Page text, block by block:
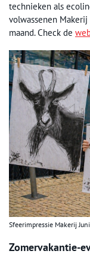
technieken als
volwassenen
maand. Check de
Sfeerimpressie Makerij
Zomervakantie-